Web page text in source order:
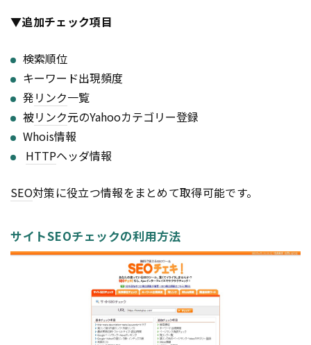
▼追加チェック項目
検索順位
キーワード出現頻度
発リンク一覧
被リンク元のYahooカテゴリー登録
Whois情報
HTTPヘッダ情報
SEO対策に役立つ情報をまとめて取得可能です。
サイトSEOチェックの利用方法